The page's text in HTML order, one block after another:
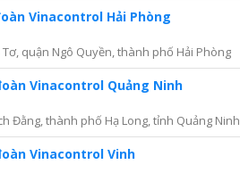
Vinacontrol Hải Phòng
quận Ngô Quyền, thành phố Hải Phòng
Vinacontrol Quảng Ninh
Đằng, thành phố Hạ Long, tỉnh Quảng Ninh
Vinacontrol Vinh